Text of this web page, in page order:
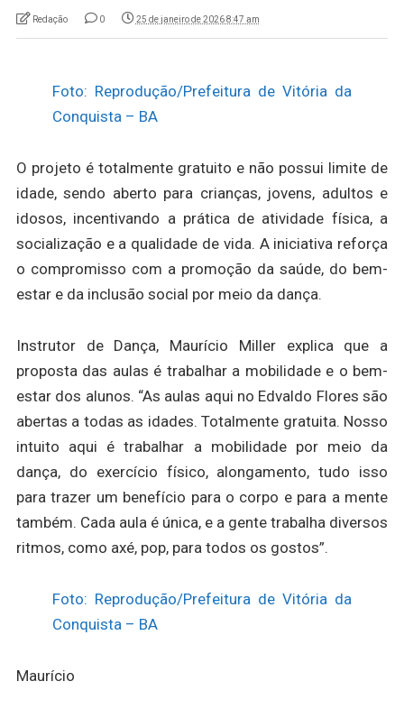
Redação 0 25 de janeiro de 2026 8:47 am
Foto: Reprodução/Prefeitura de Vitória da
Conquista – BA
O projeto é totalmente gratuito e não possui limite de
idade, sendo aberto para crianças, jovens, adultos e
idosos, incentivando a prática de atividade física, a
socialização e a qualidade de vida. A iniciativa reforça
o compromisso com a promoção da saúde, do bem-
estar e da inclusão social por meio da dança.
Instrutor de Dança, Maurício Miller explica que a
proposta das aulas é trabalhar a mobilidade e o bem-
estar dos alunos. “As aulas aqui no Edvaldo Flores são
abertas a todas as idades. Totalmente gratuita. Nosso
intuito aqui é trabalhar a mobilidade por meio da
dança, do exercício físico, alongamento, tudo isso
para trazer um benefício para o corpo e para a mente
também. Cada aula é única, e a gente trabalha diversos
ritmos, como axé, pop, para todos os gostos”.
Foto: Reprodução/Prefeitura de Vitória da
Conquista – BA
Maurício